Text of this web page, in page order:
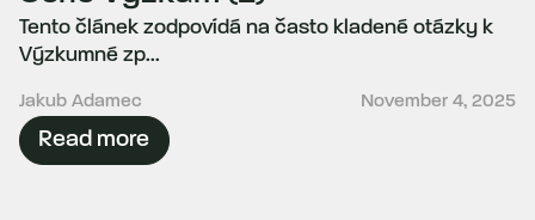
Tento článek zodpovídá na často kladené otázky k
Výzkumné zp...
Jakub Adamec November 4, 2025
Read more